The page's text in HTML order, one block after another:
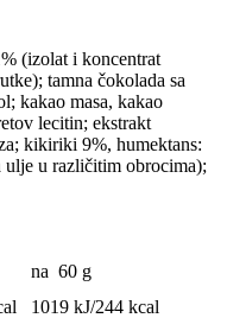
(izolat i koncentrat
tamna čokolada sa
kakao masa, kakao
lecitin; ekstrakt
kikiriki 9%, humektans:
u različitim obrocima);
na 60 g
1019 kJ/244 kcal